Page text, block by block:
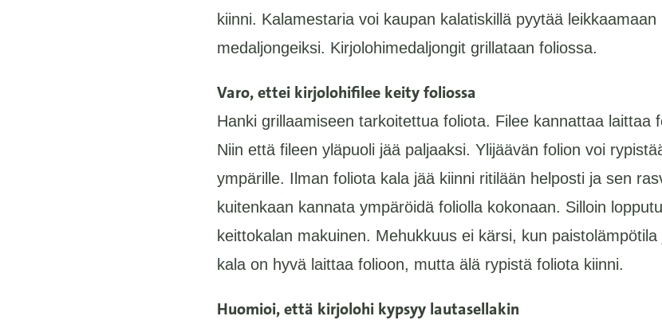
kiinni. Kalamestaria voi kaupan kalatiskillä pyytää
medaljongeiksi. Kirjolohimedaljongit grillataan foliossa.
Varo, ettei kirjolohifilee keity foliossa
Hanki grillaamiseen tarkoitettua foliota. Filee kannattaa laittaa
Niin että fileen yläpuoli jää paljaaksi. Ylijäävän folion voi
ympärille. Ilman foliota kala jää kiinni ritilään helposti ja sen
kuitenkaan kannata ympäröidä foliolla kokonaan. Silloin
keittokalan makuinen. Mehukkuus ei kärsi, kun
kala on hyvä laittaa folioon, mutta älä rypistä foliota kiinni.
Huomioi, että kirjolohi kypsyy lautasellakin